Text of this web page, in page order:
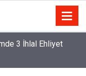
3 İhlal Ehliyet